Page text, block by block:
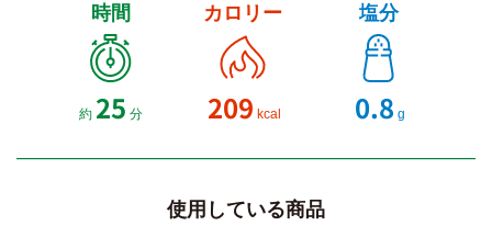
時間
約 25 分
カロリー
209 kcal
塩分
0.8 g
使用している商品